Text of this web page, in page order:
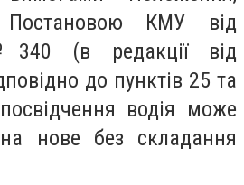
Постановою КМУ від
(в редакції від
до пунктів 25 та
водія може
нове без складання